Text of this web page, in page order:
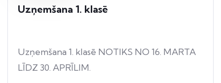
Uzņemšana 1. klasē
Uzņemšana 1. klasē NOTIKS NO 16. MARTA
LĪDZ 30. APRĪLIM.